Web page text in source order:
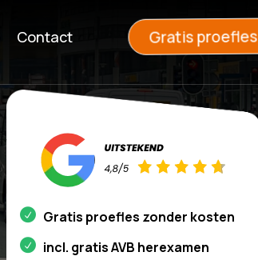
Contact Gratis proefles
Gratis proefles zonder kosten
incl. gratis AVB herexamen